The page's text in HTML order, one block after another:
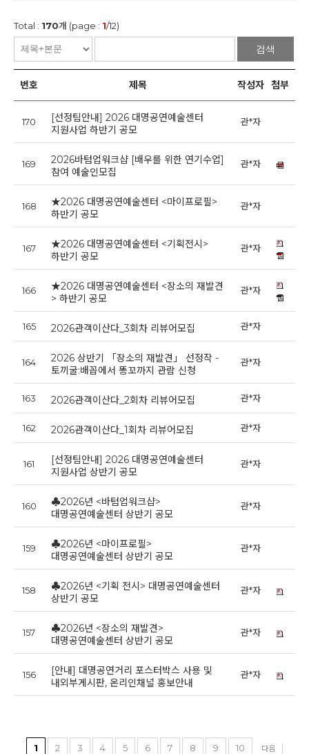
Total : 170개 (page : 1/12)
검색
번호 제목 작성자 첨부
170
[선정팀안내] 2026 대명공연예술센터
지원사업 하반기 공모
관*자
169
2026바텀업워크샵 [배우를 위한 연기수업]
참여 예술인모집
관*자
168
★2026 대명공연예술센터 <마이프로필>
하반기 공모
관*자
167
★2026 대명공연예술센터 <기획전시>
하반기 공모
관*자
166
★2026 대명공연예술센터 <장소의 재발견
> 하반기 공모
관*자
165 2026관객이산다_3회차 리뷰어모집 관*자
164
2026 상반기 「장소의 재발견」 선정작 -
토끼굴:배꼽에서 똥꼬까지 관람 신청
관*자
163 2026관객이산다_2회차 리뷰어모집 관*자
162 2026관객이산다_1회차 리뷰어모집 관*자
161
[선정팀안내] 2026 대명공연예술센터
지원사업 상반기 공모
관*자
160
♣2026년 <바텀업워크샵>
대명공연예술센터 상반기 공모
관*자
159
♣2026년 <마이프로필>
대명공연예술센터 상반기 공모
관*자
158
♣2026년 <기획 전시> 대명공연예술센터
상반기 공모
관*자
157
♣2026년 <장소의 재발견>
대명공연예술센터 상반기 공모
관*자
156
[안내] 대명공연거리 포스터박스 사용 및
내외부게시판, 온리인채널 홍보안내
관*자
1 2 3 4 5 6 7 8 9 10 다음